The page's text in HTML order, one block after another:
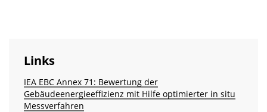
Links
IEA EBC Annex 71: Bewertung der
Gebäudeenergieeffizienz mit Hilfe optimierter in situ
Messverfahren